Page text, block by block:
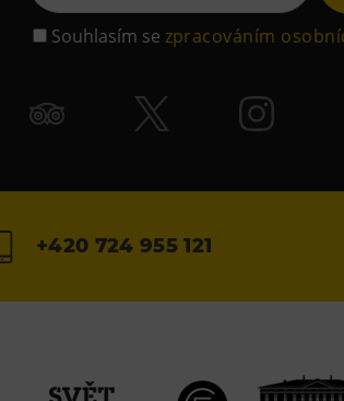
Souhlasím se zpracováním
+420 724 955 121